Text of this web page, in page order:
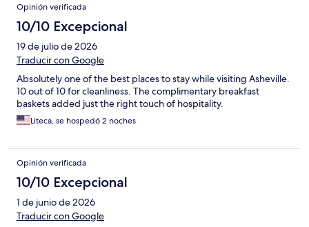
Opinión verificada
10/10 Excepcional
19 de julio de 2026
Traducir con Google
Absolutely one of the best places to stay while visiting Asheville.
10 out of 10 for cleanliness. The complimentary breakfast
baskets added just the right touch of hospitality.
Liteca, se hospedó 2 noches
Opinión verificada
10/10 Excepcional
1 de junio de 2026
Traducir con Google